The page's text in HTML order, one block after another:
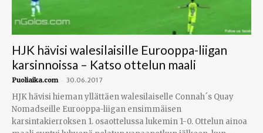
HJK hävisi walesilaisille Eurooppa-liigan
karsinnoissa – Katso ottelun maali
Puoliaika.com - 30.06.2017
HJK hävisi hieman yllättäen walesilaiselle Connah´s Quay
Nomadseille Eurooppa-liigan ensimmäisen
karsintakierroksen 1. osaottelussa lukemin 1-0. Ottelun ainoa